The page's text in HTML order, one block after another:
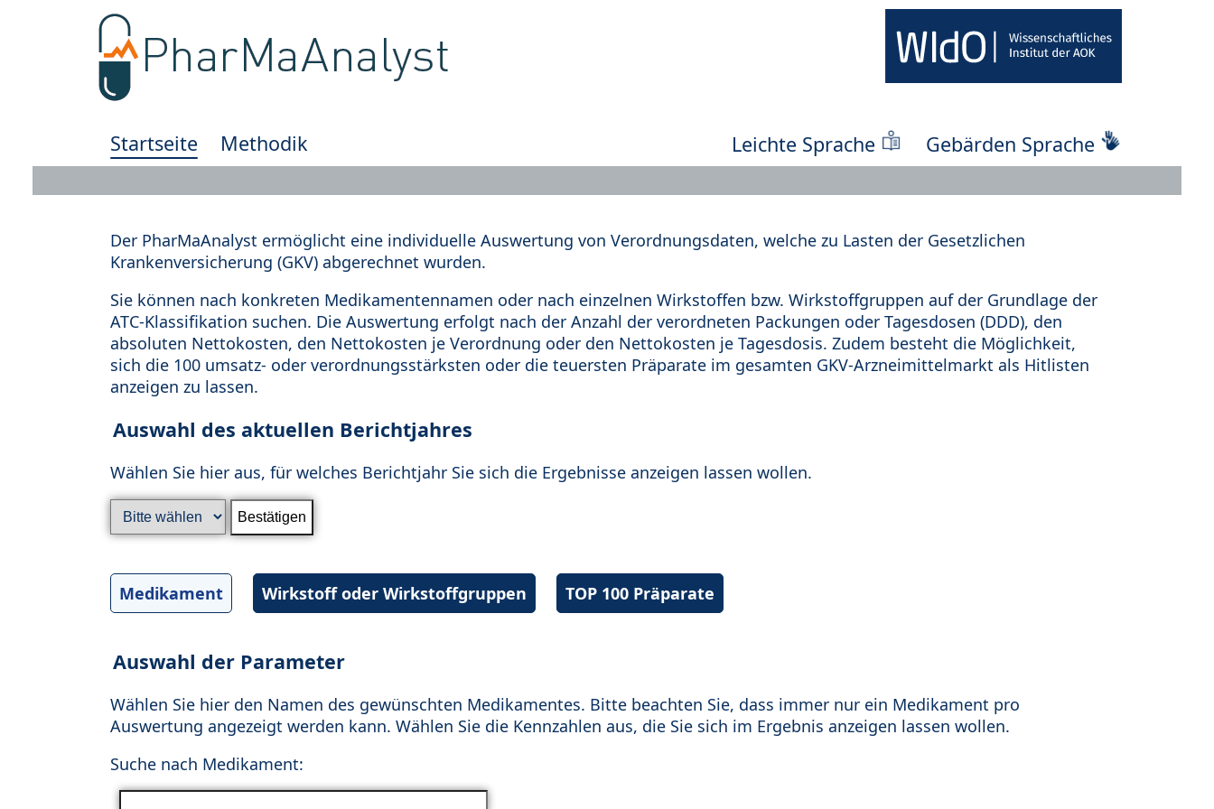
Startseite Methodik Leichte Sprache Gebärden Sprache
Der PharMaAnalyst ermöglicht eine individuelle Auswertung von Verordnungsdaten, welche zu Lasten der Gesetzlichen
Krankenversicherung (GKV) abgerechnet wurden.
Sie können nach konkreten Medikamentennamen oder nach einzelnen Wirkstoffen bzw. Wirkstoffgruppen auf der Grundlage der
ATC-Klassifikation suchen. Die Auswertung erfolgt nach der Anzahl der verordneten Packungen oder Tagesdosen (DDD), den
absoluten Nettokosten, den Nettokosten je Verordnung oder den Nettokosten je Tagesdosis. Zudem besteht die Möglichkeit,
sich die 100 umsatz- oder verordnungsstärksten oder die teuersten Präparate im gesamten GKV-Arzneimittelmarkt als Hitlisten
anzeigen zu lassen.
Auswahl des aktuellen Berichtjahres
Wählen Sie hier aus, für welches Berichtjahr Sie sich die Ergebnisse anzeigen lassen wollen.
Medikament Wirkstoff oder Wirkstoffgruppen TOP 100 Präparate
Auswahl der Parameter
Wählen Sie hier den Namen des gewünschten Medikamentes. Bitte beachten Sie, dass immer nur ein Medikament pro
Auswertung angezeigt werden kann. Wählen Sie die Kennzahlen aus, die Sie sich im Ergebnis anzeigen lassen wollen.
Suche nach Medikament: